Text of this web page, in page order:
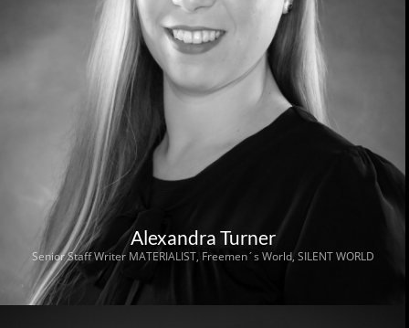
Alexandra Turner
Senior Staff Writer MATERIALIST, Freemen´s World, SILENT WORLD